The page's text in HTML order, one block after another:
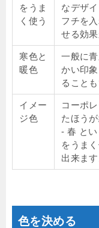
をうま
く使う
なデザ
フチを
せる効
寒色と
暖色
一般に
かい印
ることも
イメー
ジ色
コーポ
たほう
- 春 と
をうま
出来ます
色を決める